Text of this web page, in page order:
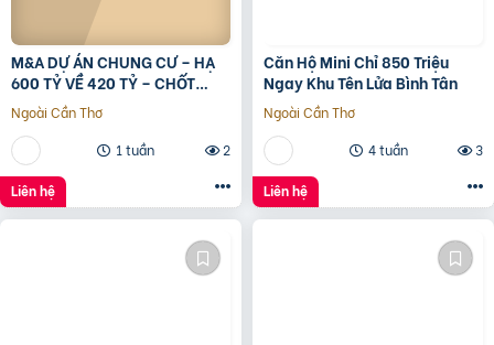
M&A DỰ ÁN CHUNG CƯ – HẠ
600 TỶ VỀ 420 TỶ – CHỐT
LVCC
Ngoài Cần Thơ
1 tuần
2
Liên hệ
Căn Hộ Mini Chỉ 850 Triệu
Ngay Khu Tên Lửa Bình Tân
Ngoài Cần Thơ
4 tuần
3
Liên hệ